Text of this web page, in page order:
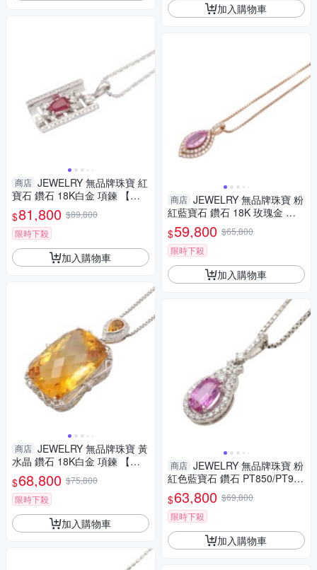
商店 JEWELRY 無品牌珠寶 紅
寶石 鑽石 18K白金 項鍊 【二
手名牌BRAND OFF】
$81,800 $89,800
限時下殺
加入購物車
商店 JEWELRY 無品牌珠寶 黃
水晶 鑽石 18K白金 項鍊 【二
手名牌BRAND OFF】
$68,800 $75,800
限時下殺
加入購物車
加入購物車
商店 JEWELRY 無品牌珠寶 粉
紅藍寶石 鑽石 18K 玫瑰金 項
鍊 【二手名牌BRAND OFF】
$59,800 $65,800
限時下殺
加入購物車
商店 JEWELRY 無品牌珠寶 粉
紅色藍寶石 鑽石 PT850/PT900
鉑金 項鍊 【二手名牌BRAND
OFF】
$63,800 $69,800
限時下殺
加入購物車